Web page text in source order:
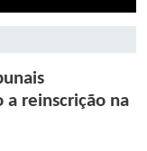
reinscrição na